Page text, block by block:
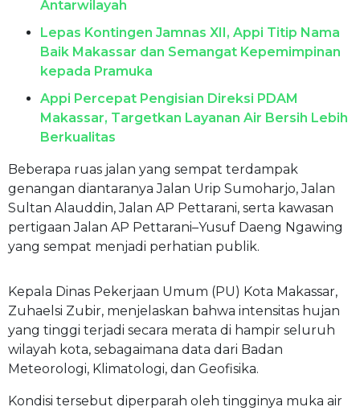
Antarwilayah
Lepas Kontingen Jamnas XII, Appi Titip Nama
Baik Makassar dan Semangat Kepemimpinan
kepada Pramuka
Appi Percepat Pengisian Direksi PDAM
Makassar, Targetkan Layanan Air Bersih Lebih
Berkualitas
Beberapa ruas jalan yang sempat terdampak
genangan diantaranya Jalan Urip Sumoharjo, Jalan
Sultan Alauddin, Jalan AP Pettarani, serta kawasan
pertigaan Jalan AP Pettarani–Yusuf Daeng Ngawing
yang sempat menjadi perhatian publik.
Kepala Dinas Pekerjaan Umum (PU) Kota Makassar,
Zuhaelsi Zubir, menjelaskan bahwa intensitas hujan
yang tinggi terjadi secara merata di hampir seluruh
wilayah kota, sebagaimana data dari Badan
Meteorologi, Klimatologi, dan Geofisika.
Kondisi tersebut diperparah oleh tingginya muka air